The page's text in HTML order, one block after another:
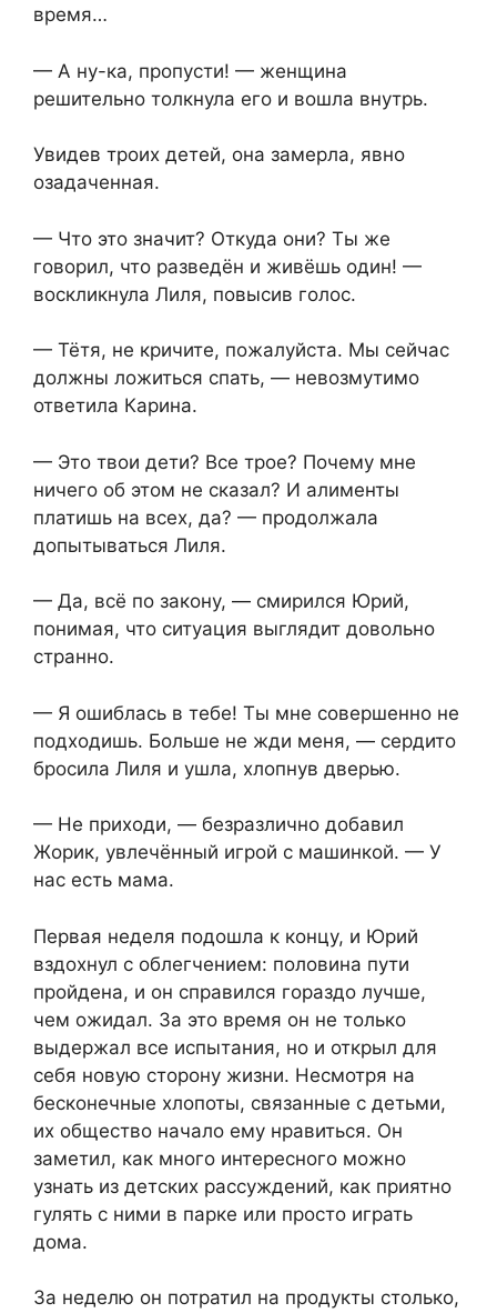
время…
— А ну-ка, пропусти! — женщина
решительно толкнула его и вошла внутрь.
Увидев троих детей, она замерла, явно
озадаченная.
— Что это значит? Откуда они? Ты же
говорил, что разведён и живёшь один! —
воскликнула Лиля, повысив голос.
— Тётя, не кричите, пожалуйста. Мы сейчас
должны ложиться спать, — невозмутимо
ответила Карина.
— Это твои дети? Все трое? Почему мне
ничего об этом не сказал? И алименты
платишь на всех, да? — продолжала
допытываться Лиля.
— Да, всё по закону, — смирился Юрий,
понимая, что ситуация выглядит довольно
странно.
— Я ошиблась в тебе! Ты мне совершенно не
подходишь. Больше не жди меня, — сердито
бросила Лиля и ушла, хлопнув дверью.
— Не приходи, — безразлично добавил
Жорик, увлечённый игрой с машинкой. — У
нас есть мама.
Первая неделя подошла к концу, и Юрий
вздохнул с облегчением: половина пути
пройдена, и он справился гораздо лучше,
чем ожидал. За это время он не только
выдержал все испытания, но и открыл для
себя новую сторону жизни. Несмотря на
бесконечные хлопоты, связанные с детьми,
их общество начало ему нравиться. Он
заметил, как много интересного можно
узнать из детских рассуждений, как приятно
гулять с ними в парке или просто играть
дома.
За неделю он потратил на продукты столько,